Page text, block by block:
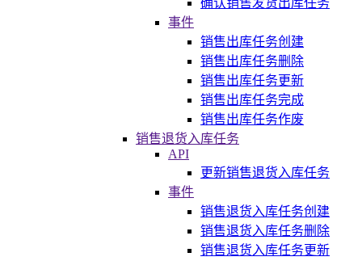
事件
销售出库任务创建
销售出库任务删除
销售出库任务更新
销售出库任务完成
销售出库任务作废
销售退货入库任务
API
更新销售退货入库任务
事件
销售退货入库任务创建
销售退货入库任务删除
销售退货入库任务更新